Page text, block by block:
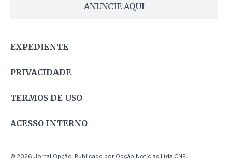
ANUNCIE AQUI
EXPEDIENTE
PRIVACIDADE
TERMOS DE USO
ACESSO INTERNO
© 2026 Jornal Opção. Publicado por Opção Notícias Ltda CNPJ